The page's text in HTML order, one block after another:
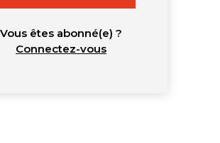
Vous êtes abonné(e) ?
Connectez-vous